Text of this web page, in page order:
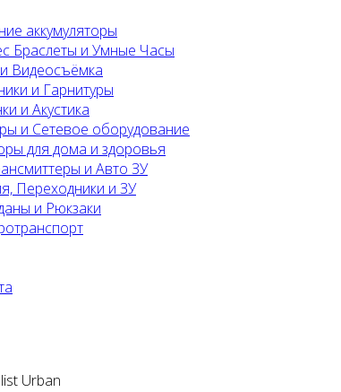
аккумуляторы
Браслеты и Умные Часы
Видеосъёмка
и Гарнитуры
и Акустика
и Сетевое оборудование
для дома и здоровья
и Авто ЗУ
Переходники и ЗУ
и Рюкзаки
Urban